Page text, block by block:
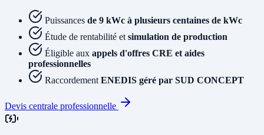
Puissances de 9 kWc à plusieurs centaines de kWc
Étude de rentabilité et simulation de production
Éligible aux appels d'offres CRE et aides
professionnelles
Raccordement ENEDIS géré par SUD CONCEPT
Devis centrale professionnelle